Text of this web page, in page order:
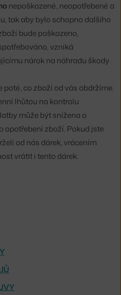
nepoškozené, neopotřebené a
tak aby bylo schopno dalšího
bude poškozeno,
vzniká
nárok na náhradu škody
poté, co zboží od vás obdržíme.
lhůtou na kontrolu
může být snížena o
opotřebení zboží. Pokud jste
od nás dárek, vrácením
vrátit i tento dárek.